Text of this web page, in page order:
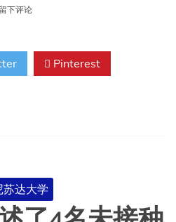
下评论
Pinterest
苏达大学